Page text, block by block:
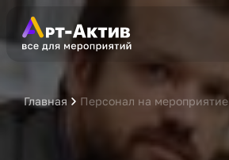
Главная Персонал на мероприятие